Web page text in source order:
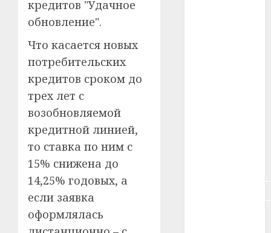
кредитов "Удачное
обновление".
Что касается новых
потребительских
кредитов сроком до
трех лет с
возобновляемой
кредитной линией,
то ставка по ним с
15% снижена до
14,25% годовых, а
если заявка
оформлялась